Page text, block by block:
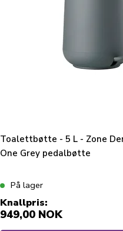
Toalettbøtte - 5 L - Zone
One Grey pedalbøtte
På lager
Knallpris:
949,00 NOK